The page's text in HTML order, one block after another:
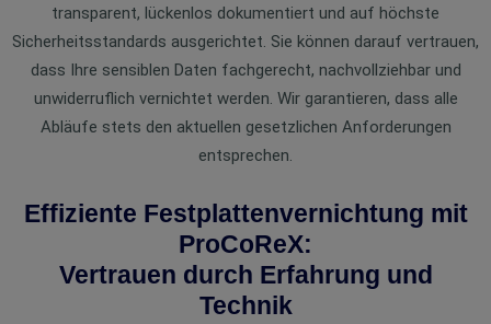
transparent, lückenlos dokumentiert und auf höchste
Sicherheitsstandards ausgerichtet. Sie können darauf vertrauen,
dass Ihre sensiblen Daten fachgerecht, nachvollziehbar und
unwiderruflich vernichtet werden. Wir garantieren, dass alle
Abläufe stets den aktuellen gesetzlichen Anforderungen
entsprechen.
Effiziente Festplattenvernichtung mit
ProCoReX:
Vertrauen durch Erfahrung und
Technik